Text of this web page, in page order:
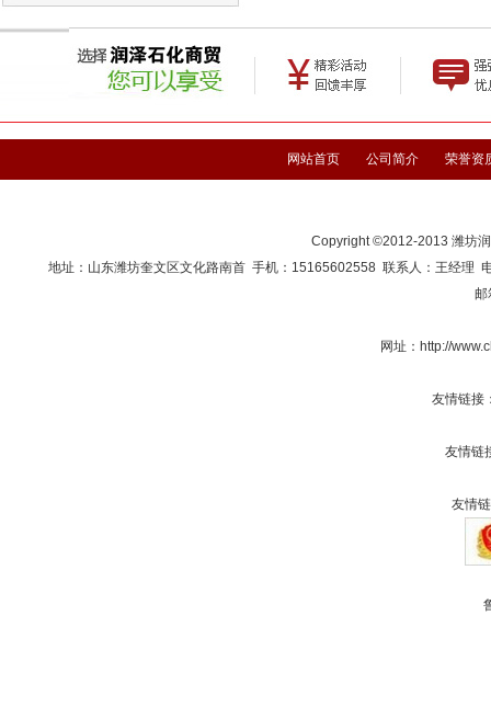
网站首页 公司简介 荣誉资
Copyright ©2012-2013 潍坊
地址：山东潍坊奎文区文化路南首 手机：15165602558 联系人：王经理
邮
网址： http://
友情链接
友情链
友情